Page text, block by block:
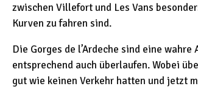
zwischen Villefort und Les Vans
Kurven zu fahren sind.
Die Gorges de l’Ardeche sind eine
entsprechend auch überlaufen. Wobei
gut wie keinen Verkehr hatten und jetzt